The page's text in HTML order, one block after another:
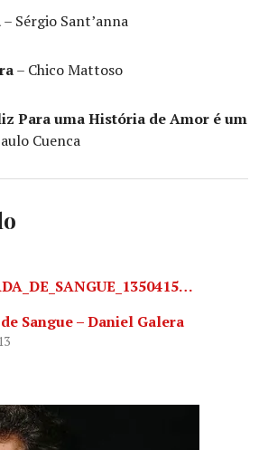
– Sérgio Sant’anna
– Chico Mattoso
Para uma História de Amor é um
Cuenca
Sangue – Daniel Galera